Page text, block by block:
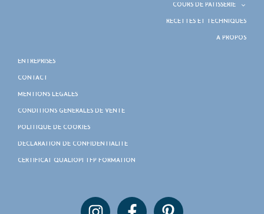
COURS DE PÂTISSERIE
RECETTES ET TECHNIQUES
À PROPOS
ENTREPRISES
CONTACT
MENTIONS LÉGALES
CONDITIONS GÉNÉRALES DE VENTE
POLITIQUE DE COOKIES
DÉCLARATION DE CONFIDENTIALITÉ
CERTIFICAT QUALIOPI TFP FORMATION